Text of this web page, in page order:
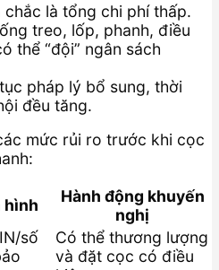
chắc là tổng chi phí thấp.
treo, lốp, phanh, điều
thể “đội” ngân sách
pháp lý bổ sung, thời
đều tăng.
mức rủi ro trước khi cọc
hình
Hành động khuyến
nghị
số
Có thể thương lượng
và đặt cọc có điều